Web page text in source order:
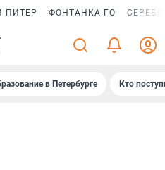
ПИТЕР ФОНТАНКА ГО
в Петербурге Кто